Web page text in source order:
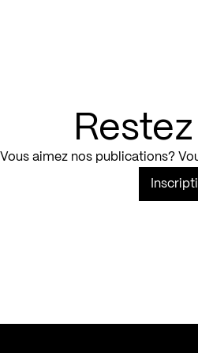
Vous aimez nos publications?